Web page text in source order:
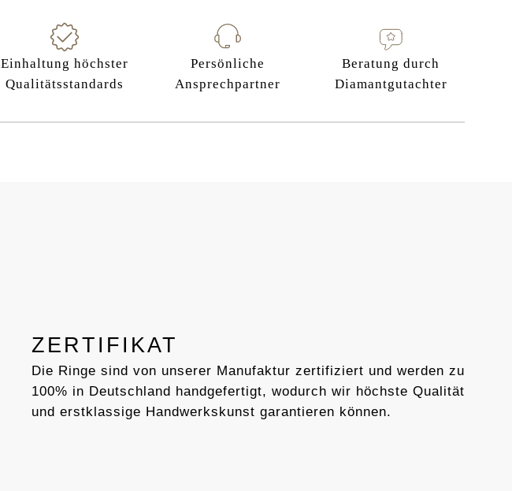
Einhaltung höchster
Qualitätsstandards
Persönliche
Ansprechpartner
Beratung durch
Diamantgutachter
ZERTIFIKAT
Die Ringe sind von unserer Manufaktur zertifiziert und werden zu
100% in Deutschland handgefertigt, wodurch wir höchste Qualität
und erstklassige Handwerkskunst garantieren können.